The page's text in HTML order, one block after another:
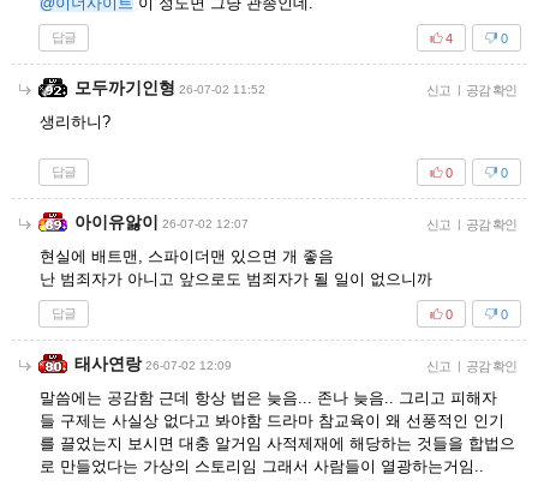
답글 0
4
모두까기인형 26-07-02 11:52 신고 | 공감 확인
생리하니?
답글 0
0
아이유앓이 26-07-02 12:07 신고 | 공감 확인
현실에 배트맨, 스파이더맨 있으면 개 좋음
난 범죄자가 아니고 앞으로도 범죄자가 될 일이 없으니까
답글 0
0
태사연랑 26-07-02 12:09 신고 | 공감 확인
말씀에는 공감함 근데 항상 법은 늦음... 존나 늦음.. 그리고 피해자
들 구제는 사실상 없다고 봐야함 드라마 참교육이 왜 선풍적인 인기
를 끌었는지 보시면 대충 알거임 사적제재에 해당하는 것들을 합법으
로 만들었다는 가상의 스토리임 그래서 사람들이 열광하는거임..